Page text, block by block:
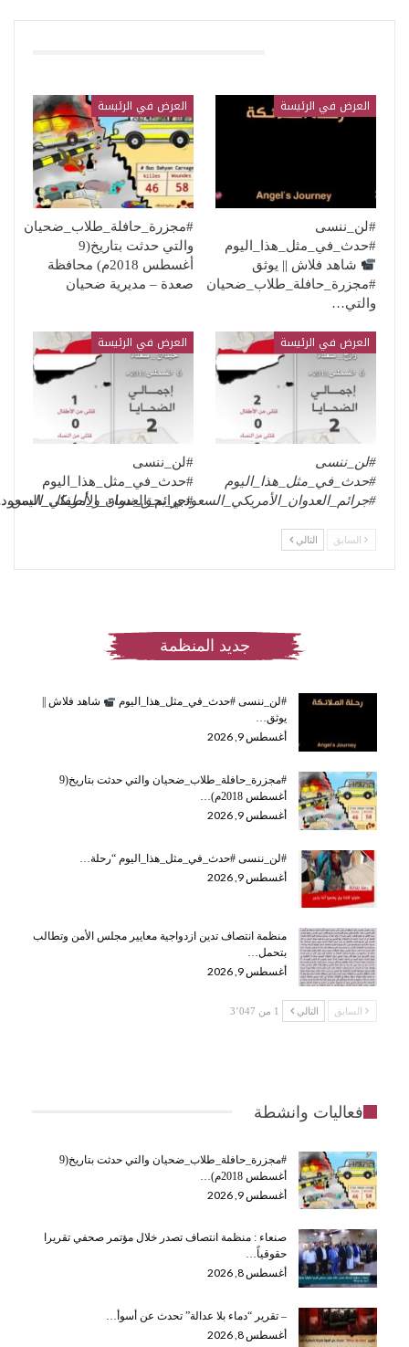
العرض في الرئيسة
#لن_ننسى
#حدث_في_مثل_هذا_اليوم
شاهد فلاش || يوثق
#مجزرة_حافلة_طلاب_ضحيان
والتي…
العرض في الرئيسة
#مجزرة_حافلة_طلاب_ضحيان
والتي حدثت بتاريخ(9
أغسطس 2018م) محافظة
صعدة – مديرية ضحيان
العرض في الرئيسة
#لن_ننسى
#حدث_في_مثل_هذا_اليوم
#جرائم_العدوان_الأمريكي_السعودي_بحق_نساء_و_أطفال_اليمن
العرض في الرئيسة
#لن_ننسى
#حدث_في_مثل_هذا_اليوم
السابق التالي
جديد المنظمة
#لن_ننسى #حدث_في_مثل_هذا_اليوم
شاهد فلاش ||
يوثق…
أغسطس 9, 2026
#مجزرة_حافلة_طلاب_ضحيان والتي حدثت بتاريخ(9
أغسطس 2018م)…
أغسطس 9, 2026
#لن_ننسى #حدث_في_مثل_هذا_اليوم “رحلة…
أغسطس 9, 2026
منظمة انتصاف تدين ازدواجية معايير مجلس الأمن وتطالب
بتحمل…
أغسطس 9, 2026
السابق التالي 1 من 3٬047
فعاليات وانشطة
#مجزرة_حافلة_طلاب_ضحيان والتي حدثت بتاريخ(9
أغسطس 2018م)…
أغسطس 9, 2026
صنعاء : منظمة انتصاف تصدر خلال مؤتمر صحفي تقريرا
حقوقياً…
أغسطس 8, 2026
– تقرير “دماء بلا عدالة” تحدث عن أسوأ…
أغسطس 8, 2026